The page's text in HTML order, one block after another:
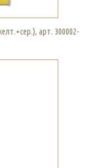
арт. 300002-